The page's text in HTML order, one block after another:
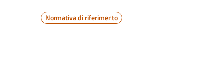
Normativa di riferimento